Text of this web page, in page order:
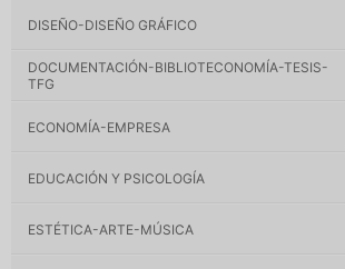
DISEÑO-DISEÑO GRÁFICO
DOCUMENTACIÓN-BIBLIOTECONOMÍA-TESIS-
TFG
ECONOMÍA-EMPRESA
EDUCACIÓN Y PSICOLOGÍA
ESTÉTICA-ARTE-MÚSICA